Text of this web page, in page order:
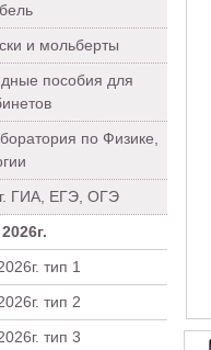
и мольберты
пособия для
по Физике,
ГИА, ЕГЭ, ОГЭ
тип 1
тип 2
тип 3